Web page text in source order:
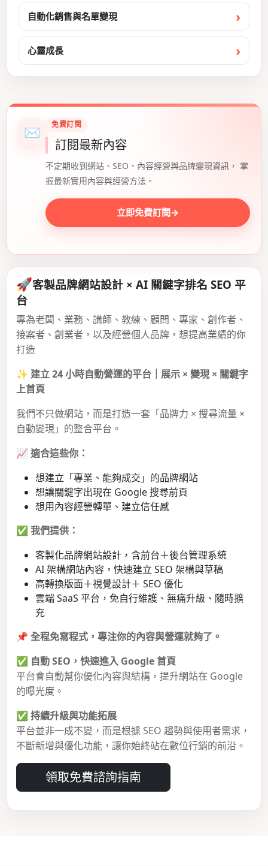
自動化銷售與名單變現
心靈成長
✉ 免費訂閱
訂閱最新內容
不定期收到網站、SEO、內容經營與品牌變現資訊， 掌
握最新實用內容與經營方法。
立即免費訂閱→
🚀客製品牌網站設計 × AI 關鍵字排名 SEO 平
台
專為老闆、業務、講師、教練、顧問、專家、創作者、
接案者、創業者，以及經營個人品牌，想提高業績的你
打造
✨ 建立 24 小時自動營運的平台｜展示 × 變現 × 關鍵字
上首頁
我們不只做網站，而是打造一套「品牌力 × 搜尋流量 ×
自動變現」的整合平台。
📈 適合這些你：
想建立「專業、能夠成交」的品牌網站
想讓關鍵字出現在 Google 搜尋前頁
想用內容經營轉單、建立信任感
✅ 我們提供：
客製化品牌網站設計，含前台＋後台管理系統
AI 架構網站內容，快速建立 SEO 架構與草稿
高轉換版面＋視覺設計＋ SEO 優化
雲端 SaaS 平台，免自行維護、無痛升級、隨時擴
充
📌 全程免寫程式，專注你的內容與營運就夠了。
✅ 自動 SEO，快速進入 Google 首頁
平台會自動幫你優化內容與結構，提升網站在 Google
的曝光度。
✅ 持續升級與功能拓展
平台並非一成不變，而是根據 SEO 趨勢與使用者需求，
不斷新增與優化功能，讓你始終站在數位行銷的前沿。
領取免費諮詢指南